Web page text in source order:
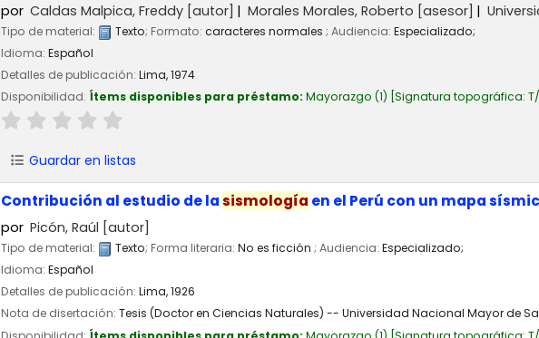
por Caldas Malpica, Freddy [autor] Morales Morales, Roberto [asesor]
Tipo de material: Texto; Formato: caracteres normales ; Audiencia: Especializado;
Idioma: Español
Detalles de publicación: Lima,1974
Disponibilidad: Ítems disponibles para préstamo: Mayorazgo (1) Signatura topográfica:
Guardar en listas
Contribución al estudio de lasismología en el Perú con un mapa
por Picón, Raúl [autor]
Tipo de material: Texto; Forma literaria: No es ficción ; Audiencia: Especializado;
Idioma: Español
Detalles de publicación: Lima,1926
Nota de disertación: Tesis (Doctor en Ciencias Naturales) -- Universidad Nacional Mayor de